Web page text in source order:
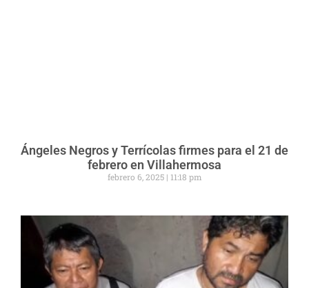
Ángeles Negros y Terrícolas firmes para el 21 de
febrero en Villahermosa
febrero 6, 2025 11:18 pm